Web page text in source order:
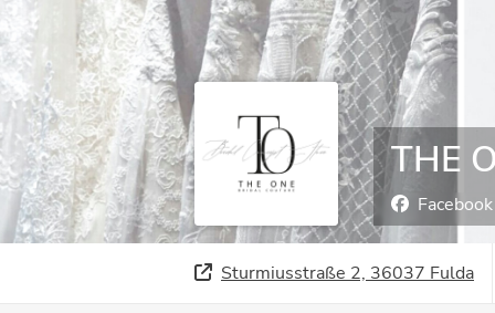
THE
Facebook
Sturmiusstraße 2, 36037 Fulda